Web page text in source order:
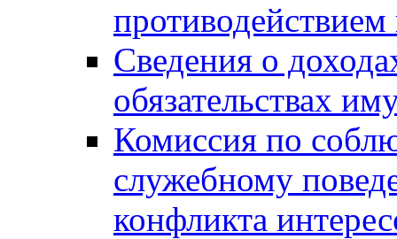
Сведения о
обязательствах
Комиссия по
служебному
конфликта